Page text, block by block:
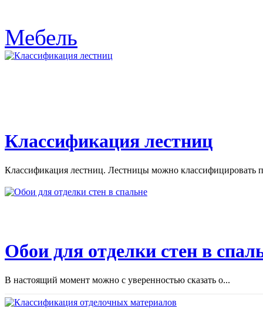
Мебель
Классификация лестниц
Классификация лестниц. Лестницы можно классифицировать
Обои для отделки стен в
В настоящий момент можно с уверенностью сказать о...